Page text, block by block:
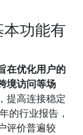
功能有
在优化用户的
境访问等场
提高连接稳定
的行业报告，
评价普遍较